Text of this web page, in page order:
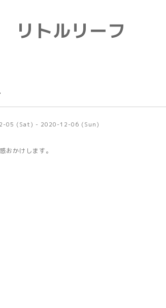
リトルリーフ
05 (Sat) - 2020-12-06 (Sun)
おかけします。